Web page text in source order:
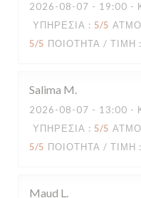
2026-08-07 - 19:00 -
ΥΠΗΡΕΣΊΑ : 5/5
5/5 ΠΟΙΌΤΗΤΑ / ΤΙΜΉ :
Salima M
2026-08-07 - 13:00 -
ΥΠΗΡΕΣΊΑ : 5/5
5/5 ΠΟΙΌΤΗΤΑ / ΤΙΜΉ :
Maud L